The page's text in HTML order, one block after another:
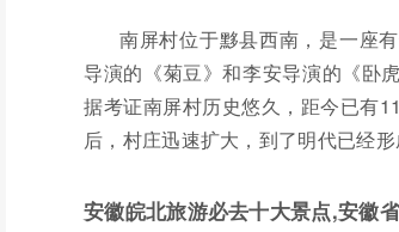
南屏村位于黟县西南，是一座
导演的《菊豆》和李安导演的《卧
据考证南屏村历史悠久，距今已有
后，村庄迅速扩大，到了明代已经
安徽皖北旅游必去十大景点,安徽